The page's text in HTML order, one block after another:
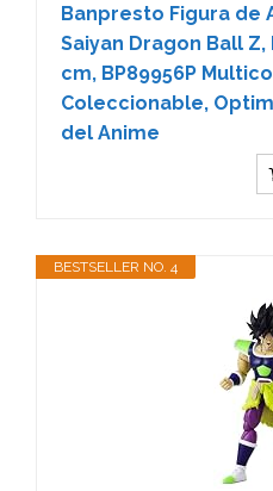
Banpresto Figura de
Saiyan Dragon Ball
cm, BP89956P
Coleccionable,
del Anime
BESTSELLER NO. 4